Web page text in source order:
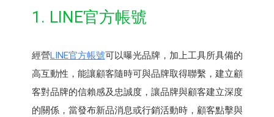
1. LINE官方帳號
經營LINE官方帳號可以曝光品牌，加上工具所具備的
高互動性，能讓顧客隨時可與品牌取得聯繫，建立顧
客對品牌的信賴感及忠誠度，讓品牌與顧客建立深度
的關係，當發布新品消息或行銷活動時，顧客點擊與